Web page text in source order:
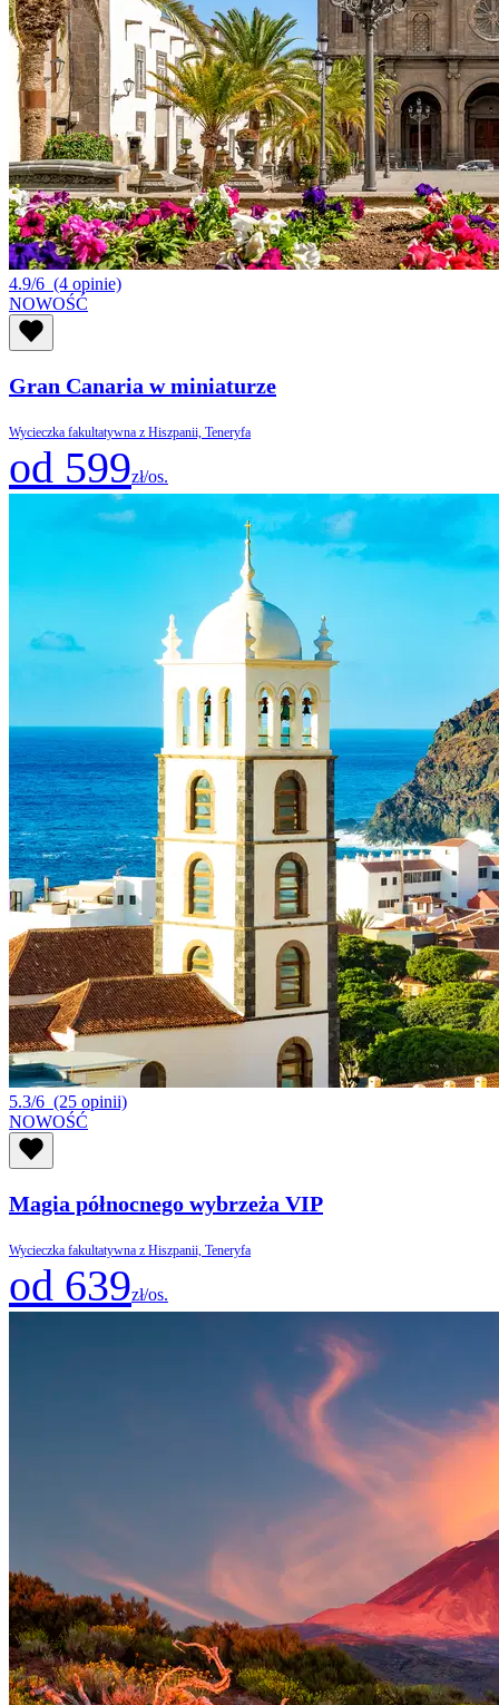
4.9/6 (4 opinie)
NOWOŚĆ
Gran Canaria w miniaturze
Wycieczka fakultatywna z Hiszpanii, Teneryfa
od 599zł/os.
5.3/6 (25 opinii)
NOWOŚĆ
Magia północnego wybrzeża VIP
Wycieczka fakultatywna z Hiszpanii, Teneryfa
od 639zł/os.